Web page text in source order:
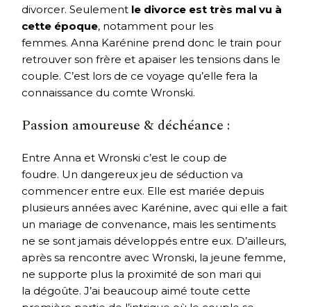
divorcer. Seulement le divorce est très mal vu à
cette époque, notamment pour les
femmes. Anna Karénine prend donc le train pour
retrouver son frère et apaiser les tensions dans le
couple. C’est lors de ce voyage qu’elle fera la
connaissance du comte Wronski.
Passion amoureuse & déchéance :
Entre Anna et Wronski c’est le coup de
foudre. Un dangereux jeu de séduction va
commencer entre eux. Elle est mariée depuis
plusieurs années avec Karénine, avec qui elle a fait
un mariage de convenance, mais les sentiments
ne se sont jamais développés entre eux. D’ailleurs,
après sa rencontre avec Wronski, la jeune femme,
ne supporte plus la proximité de son mari qui
la dégoûte. J’ai beaucoup aimé toute cette